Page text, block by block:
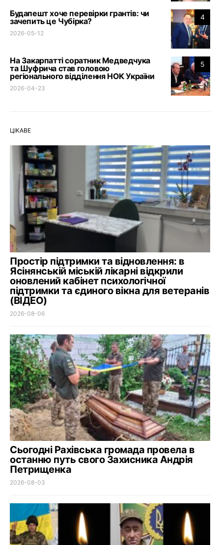
4
Будапешт хоче перевірки грантів: чи
зачепить це Чубірка?
2026-05-12
5
На Закарпатті соратник Медведчука
та Шуфрича став головою
регіонального відділення НОК України
2026-04-23
ЦІКАВЕ
Простір підтримки та відновлення: в
Ясінянській міській лікарні відкрили
оновлений кабінет психологічної
підтримки та єдиного вікна для ветеранів
(ВІДЕО)
2026-08-06
Сьогодні Рахівська громада провела в
останню путь свого Захисника Андрія
Петрищенка
2026-08-03